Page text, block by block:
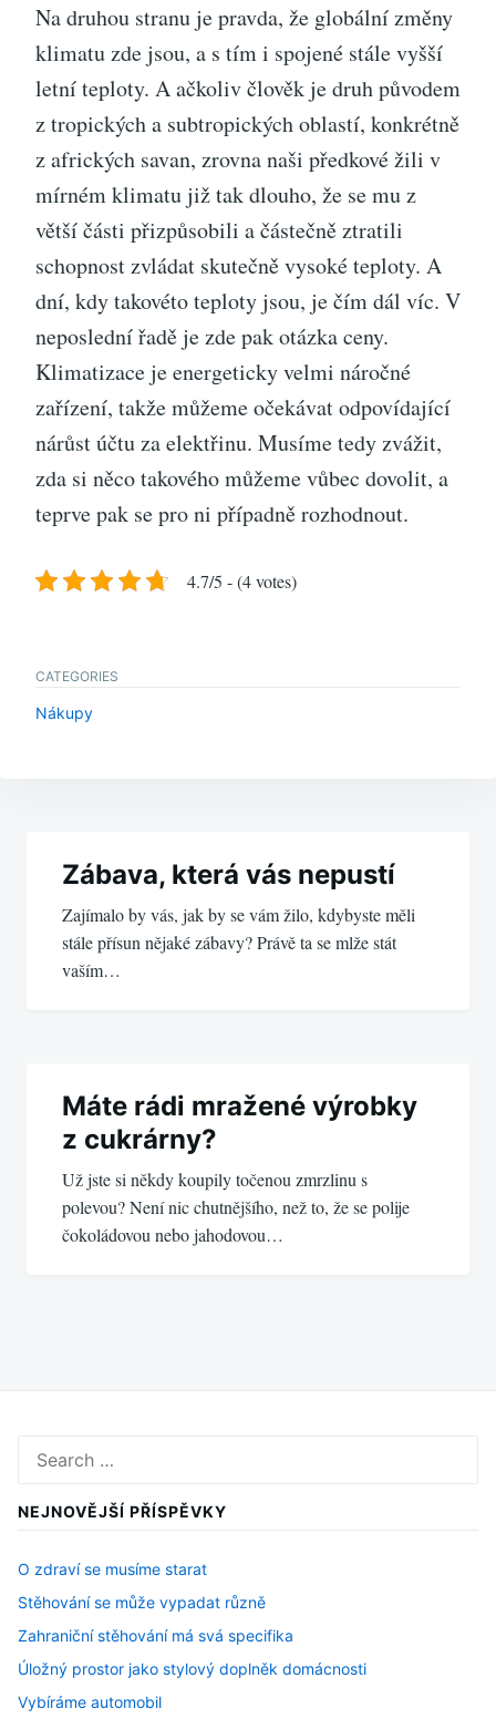
Na druhou stranu je pravda, že globální změny
klimatu zde jsou, a s tím i spojené stále vyšší
letní teploty. A ačkoliv člověk je druh původem
z tropických a subtropických oblastí, konkrétně
z afrických savan, zrovna naši předkové žili v
mírném klimatu již tak dlouho, že se mu z
větší části přizpůsobili a částečně ztratili
schopnost zvládat skutečně vysoké teploty. A
dní, kdy takovéto teploty jsou, je čím dál víc. V
neposlední řadě je zde pak otázka ceny.
Klimatizace je energeticky velmi náročné
zařízení, takže můžeme očekávat odpovídající
nárůst účtu za elektřinu. Musíme tedy zvážit,
zda si něco takového můžeme vůbec dovolit, a
teprve pak se pro ni případně rozhodnout.
4.7/5 - (4 votes)
CATEGORIES
Nákupy
pro
příspěvek
Zábava, která vás nepustí
Zajímalo by vás, jak by se vám žilo, kdybyste měli
stále přísun nějaké zábavy? Právě ta se mlže stát
vaším…
Máte rádi mražené výrobky
z cukrárny?
Už jste si někdy koupily točenou zmrzlinu s
polevou? Není nic chutnějšího, než to, že se polije
čokoládovou nebo jahodovou…
for:
NEJNOVĚJŠÍ PŘÍSPĚVKY
O zdraví se musíme starat
Stěhování se může vypadat různě
Zahraniční stěhování má svá specifika
Úložný prostor jako stylový doplněk domácnosti
Vybíráme automobil